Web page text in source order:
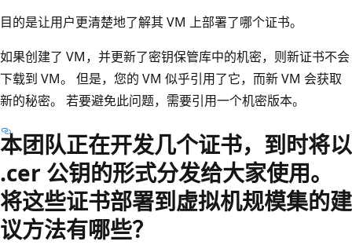
目的是让用户更清楚地了解其 VM 上部署了哪个证书。
如果创建了 VM，并更新了密钥保管库中的机密，则新证书不会
下载到 VM。 但是，您的 VM 似乎引用了它，而新 VM 会获取
新的秘密。 若要避免此问题，需要引用一个机密版本。
本团队正在开发几个证书，到时将以
.cer 公钥的形式分发给大家使用。
将这些证书部署到虚拟机规模集的建
议方法有哪些？